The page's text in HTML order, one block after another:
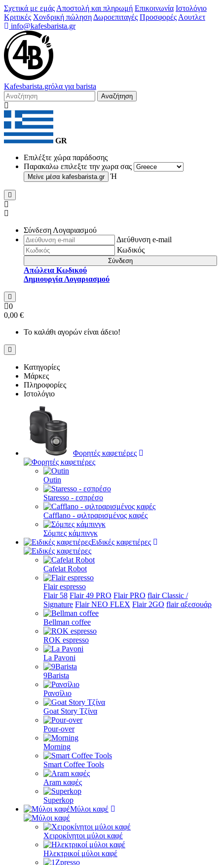
Σχετικά με εμάς Αποστολή και πληρωμή Επικοινωνία Ιστολόγιο
Κριτικές Χονδρική πώληση Δωροεπιταγές Προσφορές Αουτλετ
info@kafesbarista.gr
Kafesbarista.grόλα για barista
Αναζήτηση
GR
Επιλέξτε χώρα παράδοσης
Παρακαλω επιλεξτε την χωρα σας
Μείνε μέσα kafesbarista.gr Ή
Σύνδεση Λογαριασμού
Διεύθυνση e-mail
Κωδικός
Σύνδεση
Απώλεια Κωδικού
Δημιουργία Λογαριασμού
0
0,00 €
Το καλάθι αγορών είναι άδειο!
Κατηγορίες
Μάρκες
Πληροφορίες
Ιστολόγιο
Φορητές καφετιέρες
Outin
Staresso - εσπρέσο
Cafflano - φιλτραρισμένος καφές
Σόμπες κάμπινγκ
Ειδικές καφετιέρες
Cafelat Robot
Flair espresso
Flair 58 Flair 49 PRO Flair PRO flair Classic /
Signature Flair NEO FLEX Flair 2GO flair αξεσουάρ
Bellman coffee
ROK espresso
La Pavoni
9Barista
Ρανσίλιο
Goat Story Τζίνα
Pour-over
Morning
Smart Coffee Tools
Aram καφές
Superkop
Μύλοι καφέ
Χειροκίνητοι μύλοι καφέ
Ηλεκτρικοί μύλοι καφέ